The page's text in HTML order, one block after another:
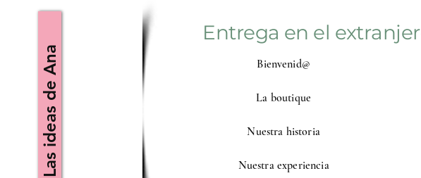
Las ideas de Ana Bienvenid@
La boutique
Nuestra historia
Nuestra experiencia
Entrega en el